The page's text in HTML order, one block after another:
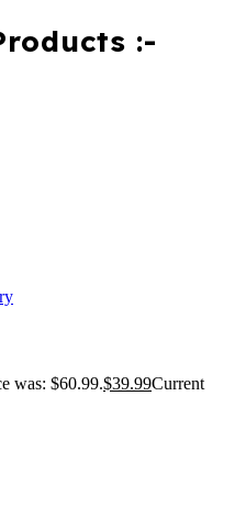
:-
was: $60.99.$39.99Current